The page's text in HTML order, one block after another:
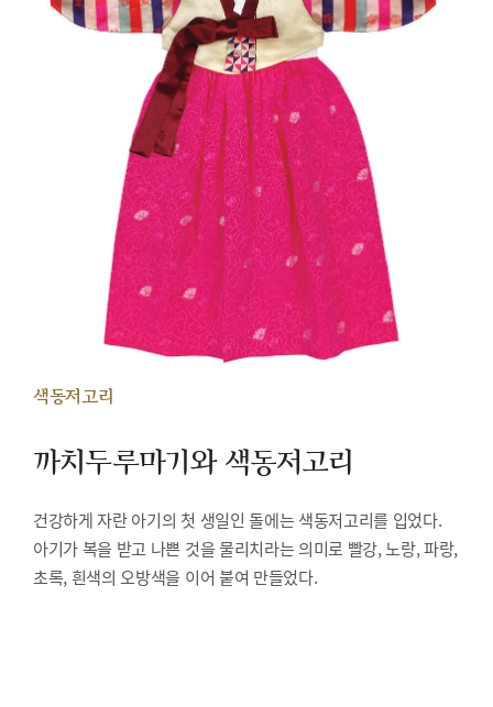
색동저고리
까치두루마기와 색동저고리
건강하게 자란 아기의 첫 생일인 돌에는 색동저고리를 입었다.
아기가 복을 받고 나쁜 것을 물리치라는 의미로 빨강, 노랑, 파랑,
초록, 흰색의 오방색을 이어 붙여 만들었다.